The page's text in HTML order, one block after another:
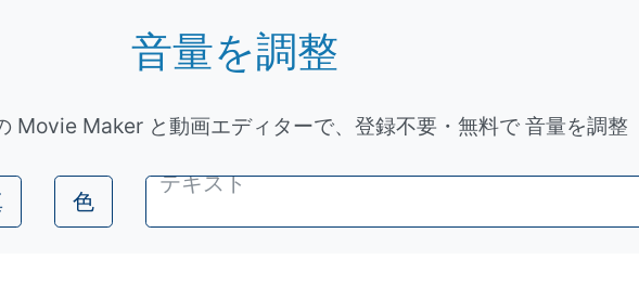
音量を調整
Movie Maker と動画エディターで、登録不要・無料で 音量を調整
色